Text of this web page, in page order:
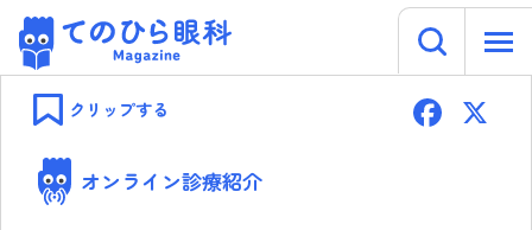
Skip
content
てのひら眼科 Magazine
オンライン診療紹介
クリップする F